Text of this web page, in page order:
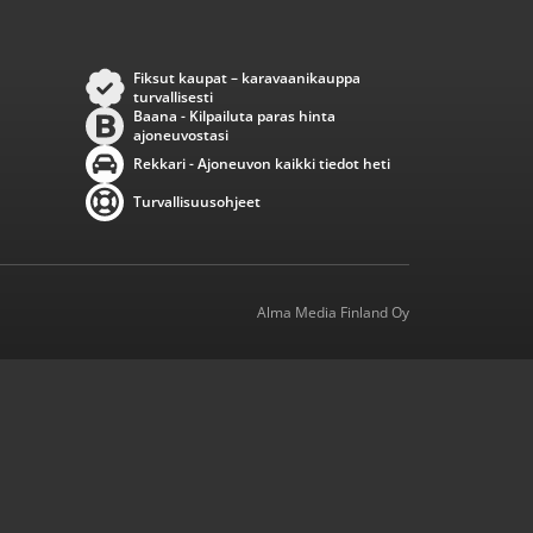
Fiksut kaupat – karavaanikauppa
turvallisesti
Baana - Kilpailuta paras hinta
ajoneuvostasi
Rekkari - Ajoneuvon kaikki tiedot heti
Turvallisuusohjeet
Alma Media Finland Oy